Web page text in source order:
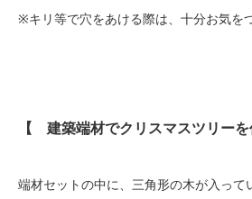
※キリ等で穴をあける際は、十分お気を
【 建築端材でクリスマスツリー
端材セットの中に、三角形の木が入って